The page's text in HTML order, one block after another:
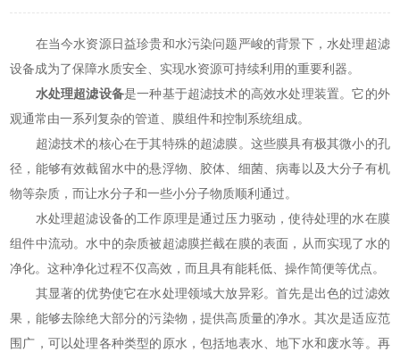
在当今水资源日益珍贵和水污染问题严峻的背景下，水处理超滤
设备成为了保障水质安全、实现水资源可持续利用的重要利器。
水处理超滤设备是一种基于超滤技术的高效水处理装置。它的外
观通常由一系列复杂的管道、膜组件和控制系统组成。
超滤技术的核心在于其特殊的超滤膜。这些膜具有极其微小的孔
径，能够有效截留水中的悬浮物、胶体、细菌、病毒以及大分子有机
物等杂质，而让水分子和一些小分子物质顺利通过。
水处理超滤设备的工作原理是通过压力驱动，使待处理的水在膜
组件中流动。水中的杂质被超滤膜拦截在膜的表面，从而实现了水的
净化。这种净化过程不仅高效，而且具有能耗低、操作简便等优点。
其显著的优势使它在水处理领域大放异彩。首先是出色的过滤效
果，能够去除绝大部分的污染物，提供高质量的净水。其次是适应范
围广，可以处理各种类型的原水，包括地表水、地下水和废水等。再